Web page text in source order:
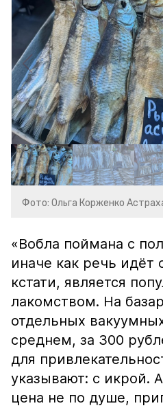
Фото: Ольга Корженко
«Вобла поймана с
иначе как речь идёт
кстати, является
лакомством. На
отдельных
среднем, за 300
для
указывают: с икрой.
цена не по душе,